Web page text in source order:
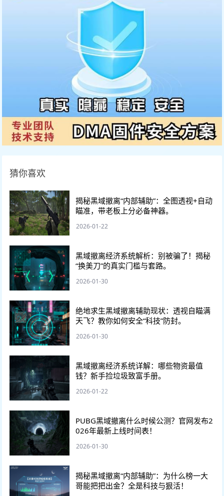
猜你喜欢
揭秘黑域撤离“内部辅助”：全图透视+自动
瞄准，带老板上分必备神器。
2026-01-22
黑域撤离经济系统解析：别被骗了！揭秘
“换美刀”的真实门槛与套路。
2026-01-30
绝地求生黑域撤离辅助现状：透视自瞄满
天飞？教你如何安全“科技”防封。
2026-01-30
黑域撤离经济系统详解：哪些物资最值
钱？新手捡垃圾致富手册。
2026-01-22
PUBG黑域撤离什么时候公测？官网发布2
026年最新上线时间表！
2026-01-30
揭秘黑域撤离“内部辅助”：为什么榜一大
哥能把把出金？全是科技与狠活！